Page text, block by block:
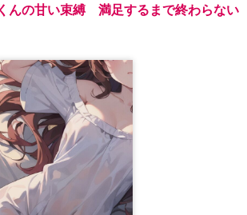
んの甘い束縛 満足するまで終わらない